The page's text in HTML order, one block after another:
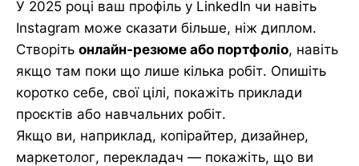
У 2025 році ваш профіль у LinkedIn чи навіть
Instagram може сказати більше, ніж диплом.
Створіть онлайн-резюме або портфоліо, навіть
якщо там поки що лише кілька робіт. Опишіть
коротко себе, свої цілі, покажіть приклади
проєктів або навчальних робіт.
Якщо ви, наприклад, копірайтер, дизайнер,
маркетолог, перекладач — покажіть, що ви